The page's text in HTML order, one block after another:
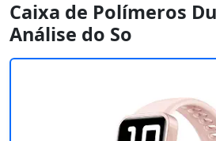
Caixa de Polímeros
Análise do So